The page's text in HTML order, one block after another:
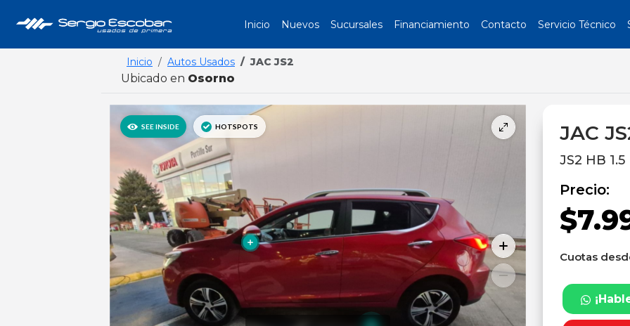
Inicio Nuevos Sucursales Financiamiento Contacto Servicio Técnico
Inicio Autos Usados JAC JS2
Ubicado en Osorno
JAC
JS2 HB 1.5
Precio:
Cuotas